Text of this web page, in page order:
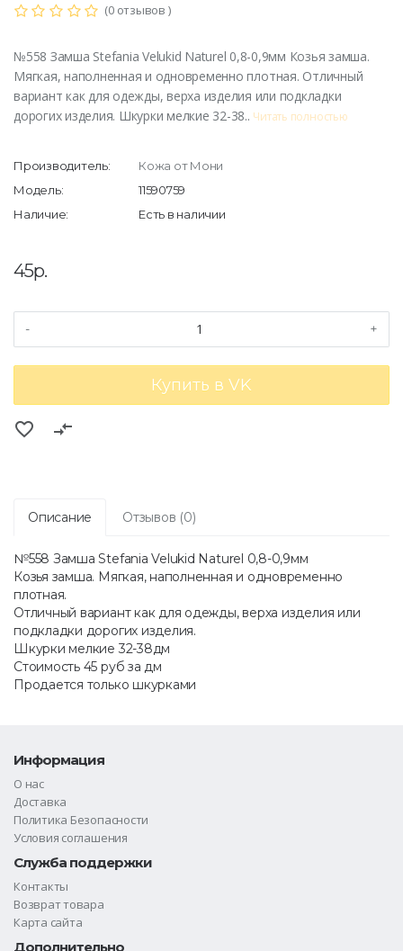
(0 отзывов )
№558 Замша Stefania Velukid Naturel 0,8-0,9мм Козья замша.
Мягкая, наполненная и одновременно плотная. Отличный
вариант как для одежды, верха изделия или подкладки
дорогих изделия. Шкурки мелкие 32-38.. Читать полностью
Производитель:
Кожа от Мони
Модель:
11590759
Наличие:
Есть в наличии
45р.
- +
Купить в VK
favorite_border compare_arrows
Описание Отзывов (0)
№558 Замша Stefania Velukid Naturel 0,8-0,9мм
Козья замша. Мягкая, наполненная и одновременно
плотная.
Отличный вариант как для одежды, верха изделия или
подкладки дорогих изделия.
Шкурки мелкие 32-38дм
Стоимость 45 руб за дм
Продается только шкурками
Информация
О нас
Доставка
Политика Безопасности
Условия соглашения
Служба поддержки
Контакты
Возврат товара
Карта сайта
Дополнительно